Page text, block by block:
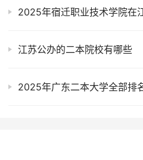
2025年宿迁职业技术学院在
江苏公办的二本院校有哪些
2025年广东二本大学全部排